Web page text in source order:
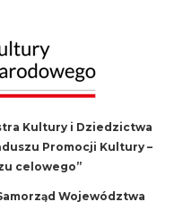
Kultury i Dziedzictwa
Promocji Kultury –
celowego”
Województwa